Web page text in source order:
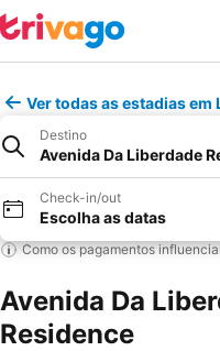
Ver todas as estadias em
Destino
Avenida Da Liberdade
Check-in/out
Escolha as datas
Como os pagamentos
Avenida Da
Residence